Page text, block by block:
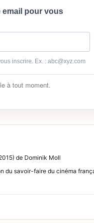
à tout moment.
de Dominik Moll
du savoir-faire du cinéma